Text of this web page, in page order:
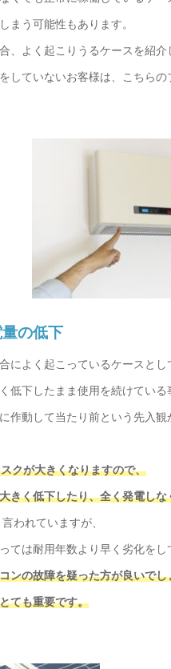
まう可能性もあります。
、よく起こりうるケースを紹介
していないお客様は、こちらの
の低下
によく起こっているケースとし
低下したまま使用を続けている
作動して当たり前という先入
クが大きくなりますので、
きく低下したり、全く発電し
われていますが、
ては耐用年数より早く劣化をし
ンの故障を疑った方が良いでし
ても重要です。